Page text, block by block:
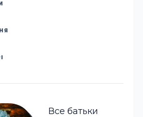
Все батьки